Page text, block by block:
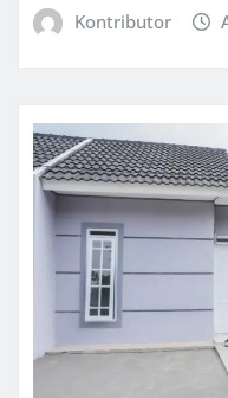
Kontributor